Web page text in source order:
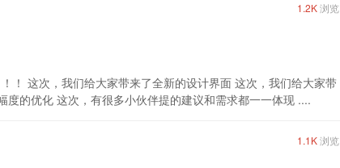
1.2K浏览
！ 这次，我们给大家带来了全新的设计界面 这次，我们给大家带
的优化 这次，有很多小伙伴提的建议和需求都一一体现 ....
1.1K浏览